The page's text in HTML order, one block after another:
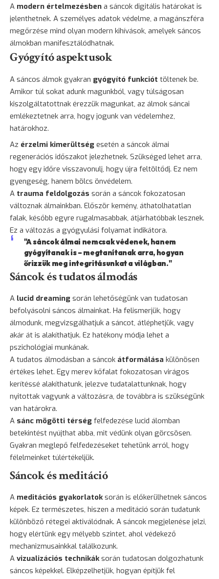
A modern értelmezésben a sáncok digitális határokat is
jelenthetnek. A személyes adatok védelme, a magánszféra
megőrzése mind olyan modern kihívások, amelyek sáncos
álmokban manifesztálódhatnak.
Gyógyító aspektusok
A sáncos álmok gyakran gyógyító funkciót töltenek be.
Amikor túl sokat adunk magunkból, vagy túlságosan
kiszolgáltatottnak érezzük magunkat, az álmok sáncai
emlékeztetnek arra, hogy jogunk van védelemhez,
határokhoz.
Az érzelmi kimerültség esetén a sáncok álmai
regenerációs időszakot jelezhetnek. Szükséged lehet arra,
hogy egy időre visszavonulj, hogy újra feltöltődj. Ez nem
gyengeség, hanem bölcs önvédelem.
A trauma feldolgozás során a sáncok fokozatosan
változnak álmainkban. Először kemény, áthatolhatatlan
falak, később egyre rugalmasabbak, átjárhatóbbak lesznek.
Ez a változás a gyógyulási folyamat indikátora.
"A sáncok álmai nemcsak védenek, hanem
gyógyítanak is – megtanítanak arra, hogyan
őrizzük meg integritásunkat a világban."
Sáncok és tudatos álmodás
A lucid dreaming során lehetőségünk van tudatosan
befolyásolni sáncos álmainkat. Ha felismerjük, hogy
álmodunk, megvizsgálhatjuk a sáncot, átléphetjük, vagy
akár át is alakíthatjuk. Ez hatékony módja lehet a
pszichológiai munkának.
A tudatos álmodásban a sáncok átformálása különösen
értékes lehet. Egy merev kőfalat fokozatosan virágos
kerítéssé alakíthatunk, jelezve tudatalattunknak, hogy
nyitottak vagyunk a változásra, de továbbra is szükségünk
van határokra.
A sánc mögötti térség felfedezése lucid álomban
betekintést nyújthat abba, mit védünk olyan görcsösen.
Gyakran meglepő felfedezéseket tehetünk arról, hogy
félelmeinket túlértékeljük.
Sáncok és meditáció
A meditációs gyakorlatoksorán is előkerülhetnek sáncos
képek. Ez természetes, hiszen a meditáció során tudatunk
különböző rétegei aktiválódnak. A sáncok megjelenése jelzi,
hogy elértünk egy mélyebb szintet, ahol védekező
mechanizmusainkkal találkozunk.
A vizualizációs technikáksorán tudatosan dolgozhatunk
sáncos képekkel. Elképzelhetjük, hogyan építjük fel